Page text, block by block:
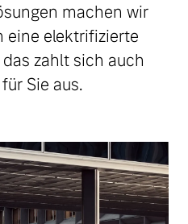
machen wir
eine elektrifizierte
zahlt sich auch
Sie aus.